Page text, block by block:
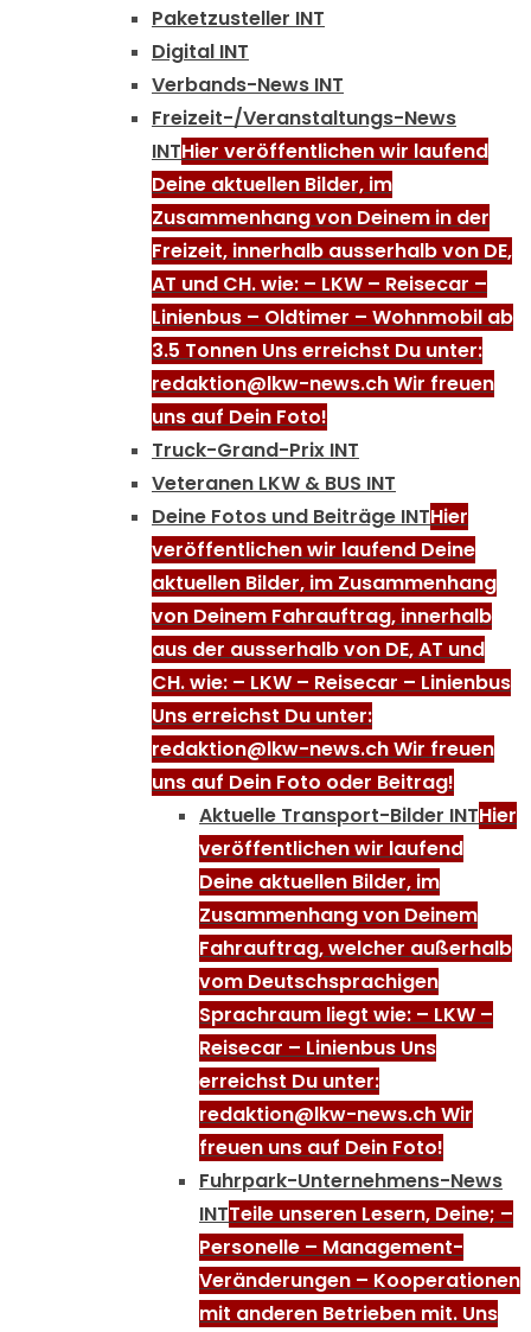
Paketzusteller INT
Digital INT
Verbands-News INT
Freizeit-/Veranstaltungs-News
INTHier veröffentlichen wir laufend
Deine aktuellen Bilder, im
Zusammenhang von Deinem in der
Freizeit, innerhalb ausserhalb von DE,
AT und CH. wie: – LKW – Reisecar –
Linienbus – Oldtimer – Wohnmobil ab
3.5 Tonnen Uns erreichst Du unter:
redaktion@lkw-news.ch Wir freuen
uns auf Dein Foto!
Truck-Grand-Prix INT
Veteranen LKW & BUS INT
Deine Fotos und Beiträge INTHier
veröffentlichen wir laufend Deine
aktuellen Bilder, im Zusammenhang
von Deinem Fahrauftrag, innerhalb
aus der ausserhalb von DE, AT und
CH. wie: – LKW – Reisecar – Linienbus
Uns erreichst Du unter:
redaktion@lkw-news.ch Wir freuen
uns auf Dein Foto oder Beitrag!
Aktuelle Transport-Bilder INTHier
veröffentlichen wir laufend
Deine aktuellen Bilder, im
Zusammenhang von Deinem
Fahrauftrag, welcher außerhalb
vom Deutschsprachigen
Sprachraum liegt wie: – LKW –
Reisecar – Linienbus Uns
erreichst Du unter:
redaktion@lkw-news.ch Wir
freuen uns auf Dein Foto!
Fuhrpark-Unternehmens-News
INTTeile unseren Lesern, Deine; –
Personelle – Management-
Veränderungen – Kooperationen
mit anderen Betrieben mit. Uns